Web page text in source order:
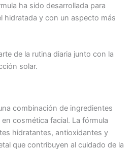
ha sido desarrollada para
hidratada y con un aspecto más
de la rutina diaria junto con la
solar.
combinación de ingredientes
cosmética facial. La fórmula
hidratantes, antioxidantes y
que contribuyen al cuidado de la